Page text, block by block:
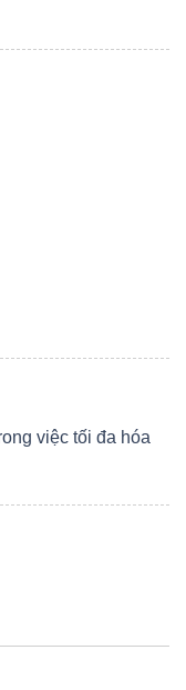
việc tối đa hóa